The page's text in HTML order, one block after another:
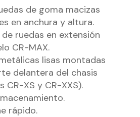
de goma macizas
en anchura y altura.
ruedas en extensión
CR-MAX.
lisas montadas
delantera del chasis
CR-XS y CR-XXS).
rápido.